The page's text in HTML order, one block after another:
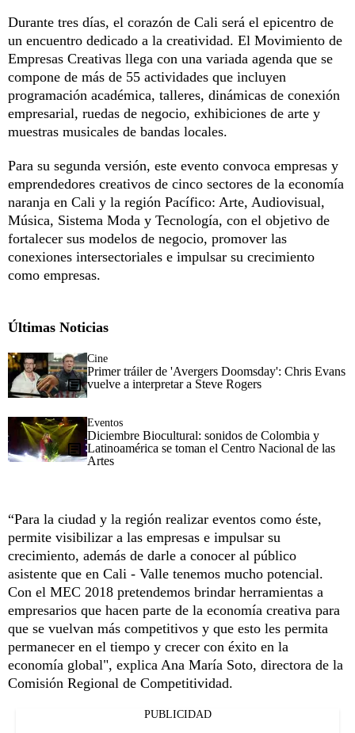
Durante tres días, el corazón de Cali será el epicentro de
un encuentro dedicado a la creatividad. El Movimiento de
Empresas Creativas llega con una variada agenda que se
compone de más de 55 actividades que incluyen
programación académica, talleres, dinámicas de conexión
empresarial, ruedas de negocio, exhibiciones de arte y
muestras musicales de bandas locales.
Para su segunda versión, este evento convoca empresas y
emprendedores creativos de cinco sectores de la economía
naranja en Cali y la región Pacífico: Arte, Audiovisual,
Música, Sistema Moda y Tecnología, con el objetivo de
fortalecer sus modelos de negocio, promover las
conexiones intersectoriales e impulsar su crecimiento
como empresas.
Últimas Noticias
Cine
Primer tráiler de 'Avergers Doomsday': Chris Evans
vuelve a interpretar a Steve Rogers
Eventos
Diciembre Biocultural: sonidos de Colombia y
Latinoamérica se toman el Centro Nacional de las
Artes
“Para la ciudad y la región realizar eventos como éste,
permite visibilizar a las empresas e impulsar su
crecimiento, además de darle a conocer al público
asistente que en Cali - Valle tenemos mucho potencial.
Con el MEC 2018 pretendemos brindar herramientas a
empresarios que hacen parte de la economía creativa para
que se vuelvan más competitivos y que esto les permita
permanecer en el tiempo y crecer con éxito en la
economía global", explica Ana María Soto, directora de la
Comisión Regional de Competitividad.
PUBLICIDAD